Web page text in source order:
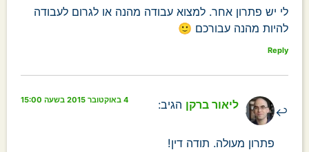
לי יש פתרון אחר. למצוא עבודה מהנה או לגרום לעבודה
להיות מהנה עבורכם 🙂
Reply
ליאור ברקן הגיב: 4 באוקטובר 2015 בשעה 15:00
פתרון מעולה. תודה דין!